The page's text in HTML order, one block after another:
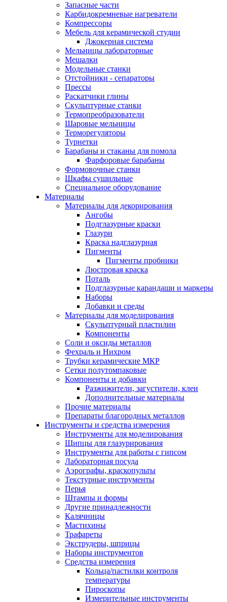
Запасные части
Карбидокремневые нагреватели
Компрессоры
Мебель для керамической студии
Джокерная система
Мельницы лабораторные
Мешалки
Модельные станки
Отстойники - сепараторы
Прессы
Раскатчики глины
Скульптурные станки
Термопреобразователи
Шаровые мельницы
Терморегуляторы
Турнетки
Барабаны и стаканы для помола
Фарфоровые барабаны
Формовочные станки
Шкафы сушильные
Специальное оборудование
Материалы
Материалы для декорирования
Ангобы
Подглазурные краски
Глазури
Краска надглазурная
Пигменты
Пигменты пробники
Люстровая краска
Поталь
Подглазурные карандаши и маркеры
Наборы
Добавки и среды
Материалы для моделирования
Скульптурный пластилин
Компоненты
Соли и оксиды металлов
Фехраль и Нихром
Трубки керамические МКР
Сетки полутомпаковые
Компоненты и добавки
Разжижители, загустители, клеи
Дополнительные материалы
Прочие материалы
Препараты благородных металлов
Инструменты и средства измерения
Инструменты для моделирования
Щипцы для глазурирования
Инструменты для работы с гипсом
Лабораторная посуда
Аэрографы, краскопульты
Текстурные инструменты
Перья
Штампы и формы
Другие принадлежности
Калячницы
Мастихины
Трафареты
Экструдеры, шприцы
Наборы инструментов
Средства измерения
Кольца/пастилки контроля
температуры
Пироскопы
Измерительные инструменты